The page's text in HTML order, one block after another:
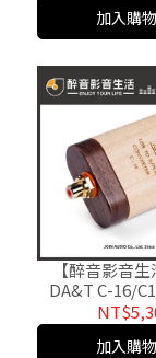
加入購
【醉音影音
DA&T C-16/
S/PDIF同軸數
Type C OTG.
加入購